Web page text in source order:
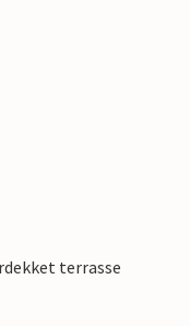
terrasse